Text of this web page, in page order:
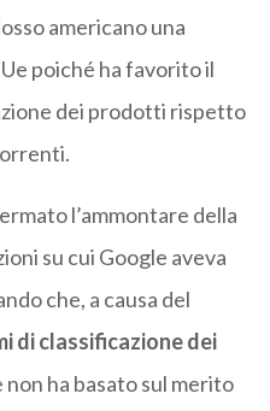
americano una
poiché ha favorito il
dei prodotti rispetto
l’ammontare della
su cui Google aveva
che, a causa del
di classificazione dei
non ha basato sul merito